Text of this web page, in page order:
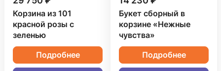
Корзина из 101
красной розы с
зеленью
Подробнее
Букет сборный в
корзине «Нежные
чувства»
Подробнее